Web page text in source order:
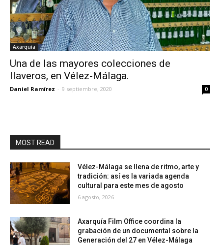
Axarquía
Una de las mayores colecciones de
llaveros, en Vélez-Málaga.
Daniel Ramírez - 9 septiembre, 2020 0
MOST READ
Vélez-Málaga se llena de ritmo, arte y
tradición: así es la variada agenda
cultural para este mes de agosto
6 agosto, 2026
Axarquía Film Office coordina la
grabación de un documental sobre la
Generación del 27 en Vélez-Málaga